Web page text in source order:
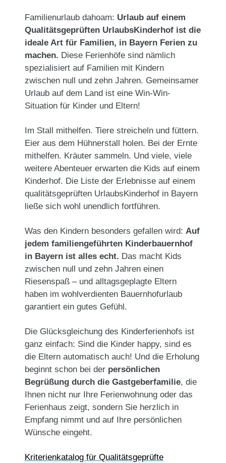
Familienurlaub dahoam: Urlaub auf einem
Qualitätsgeprüften UrlaubsKinderhof ist die
ideale Art für Familien, in Bayern Ferien zu
machen. Diese Ferienhöfe sind nämlich
spezialisiert auf Familien mit Kindern
zwischen null und zehn Jahren. Gemeinsamer
Urlaub auf dem Land ist eine Win-Win-
Situation für Kinder und Eltern!
Im Stall mithelfen. Tiere streicheln und füttern.
Eier aus dem Hühnerstall holen. Bei der Ernte
mithelfen. Kräuter sammeln. Und viele, viele
weitere Abenteuer erwarten die Kids auf einem
Kinderhof. Die Liste der Erlebnisse auf einem
qualitätsgeprüften UrlaubsKinderhof in Bayern
ließe sich wohl unendlich fortführen.
Was den Kindern besonders gefallen wird: Auf
jedem familiengeführten Kinderbauernhof
in Bayern ist alles echt. Das macht Kids
zwischen null und zehn Jahren einen
Riesenspaß – und alltagsgeplagte Eltern
haben im wohlverdienten Bauernhofurlaub
garantiert ein gutes Gefühl.
Die Glücksgleichung des Kinderferienhofs ist
ganz einfach: Sind die Kinder happy, sind es
die Eltern automatisch auch! Und die Erholung
beginnt schon bei der persönlichen
Begrüßung durch die Gastgeberfamilie, die
Ihnen nicht nur Ihre Ferienwohnung oder das
Ferienhaus zeigt, sondern Sie herzlich in
Empfang nimmt und auf Ihre persönlichen
Wünsche eingeht.
Kriterienkatalog für Qualitätsgeprüfte